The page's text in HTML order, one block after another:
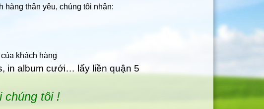
hàng thân yêu, chúng tôi nhận:
khách hàng
in album cưới… lấy liền quận 5
chúng tôi !